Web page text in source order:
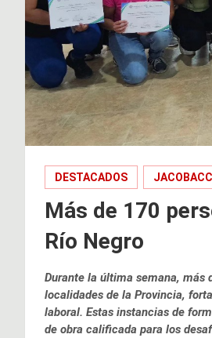
DESTACADOS JACOBACCI
Más de 170
Río Negro
Durante la última semana, más
localidades de la Provincia,
laboral. Estas instancias de
de obra calificada para los